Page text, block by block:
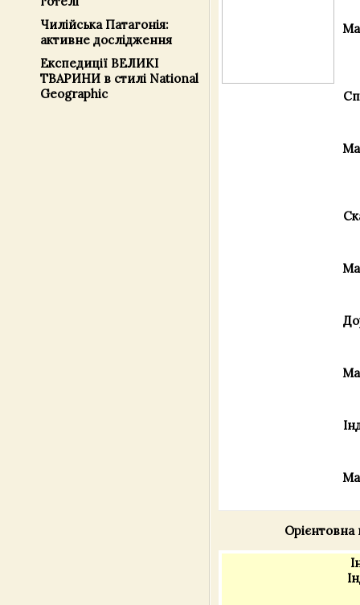
Чилійська Патагонія:
активне дослідження
Експедиції ВЕЛИКІ
ТВАРИНИ в стилі National
Geographic
Орієнтовна